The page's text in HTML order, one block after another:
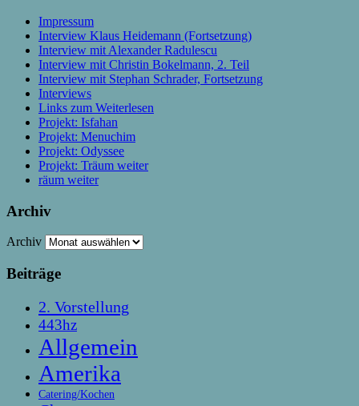
Impressum
Interview Klaus Heidemann (Fortsetzung)
Interview mit Alexander Radulescu
Interview mit Christin Bokelmann, 2. Teil
Interview mit Stephan Schrader, Fortsetzung
Interviews
Links zum Weiterlesen
Projekt: Isfahan
Projekt: Menuchim
Projekt: Odyssee
Projekt: Träum weiter
räum weiter
Archiv
Archiv
Beiträge
2. Vorstellung
443hz
Allgemein
Amerika
Catering/Kochen